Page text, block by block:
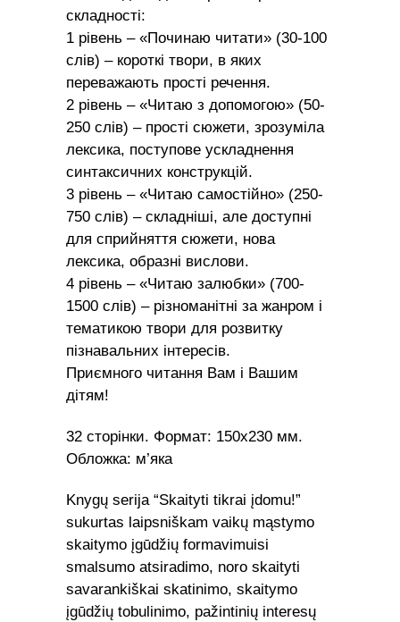
складності:
1 рівень – «Починаю читати» (30-100
слів) – короткі твори, в яких
переважають прості речення.
2 рівень – «Читаю з допомогою» (50-
250 слів) – прості сюжети, зрозуміла
лексика, поступове ускладнення
синтаксичних конструкцій.
3 рівень – «Читаю самостійно» (250-
750 слів) – складніші, але доступні
для сприйняття сюжети, нова
лексика, образні вислови.
4 рівень – «Читаю залюбки» (700-
1500 слів) – різноманітні за жанром і
тематикою твори для розвитку
пізнавальних інтересів.
Приємного читання Вам і Вашим
дітям!
32 сторінки. Формат: 150х230 мм.
Oбложка: м’яка
Knygų serija “Skaityti tikrai įdomu!”
sukurtas laipsniškam vaikų mąstymo
skaitymo įgūdžių formavimuisi
smalsumo atsiradimo, noro skaityti
savarankiškai skatinimo, skaitymo
įgūdžių tobulinimo, pažintinių interesų